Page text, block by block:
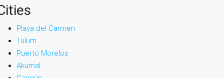
Playa del Carmen
Tulum
Puerto Morelos
Akumal